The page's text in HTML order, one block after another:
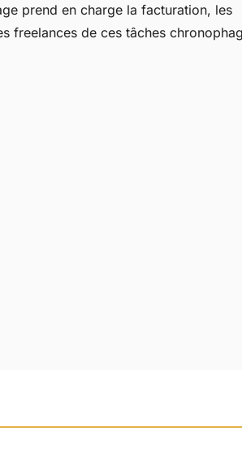
prend en charge la facturation, les
freelances de ces tâches